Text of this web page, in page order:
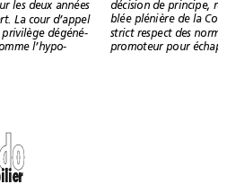
années d’une part, pour les deux années
antéireures d’autre part. La cour d’appel
en avait déduit que le privilège dégéné-
rait en hypothèque. Comme l’hypo-
o
o
immobilier